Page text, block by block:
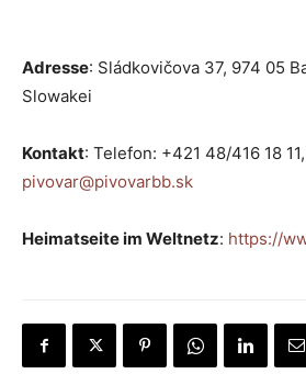
Adresse: Sládkovičova 37, 974 05
Slowakei
Kontakt: Telefon: +421 48/416 18
pivovar@pivovarbb.sk
Heimatseite im Weltnetz: https://